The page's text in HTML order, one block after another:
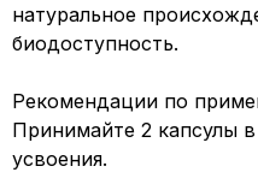
натуральное
биодоступность.
Рекомендации по
Принимайте 2 капсулы
усвоения.